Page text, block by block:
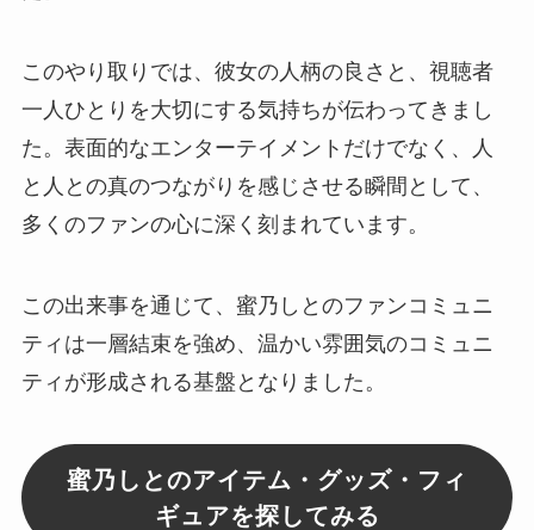
このやり取りでは、彼女の人柄の良さと、視聴者
一人ひとりを大切にする気持ちが伝わってきまし
た。表面的なエンターテイメントだけでなく、人
と人との真のつながりを感じさせる瞬間として、
多くのファンの心に深く刻まれています。
この出来事を通じて、蜜乃しとのファンコミュニ
ティは一層結束を強め、温かい雰囲気のコミュニ
ティが形成される基盤となりました。
蜜乃しとのアイテム・グッズ・フィ
ギュアを探してみる